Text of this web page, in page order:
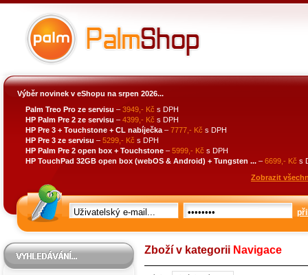
Výběr novinek v eShopu na srpen 2026...
Palm Treo Pro ze servisu – 3949,- Kč s DPH
HP Palm Pre 2 ze servisu – 4399,- Kč s DPH
HP Pre 3 + Touchstone + CL nabíječka – 7777,- Kč s DPH
HP Pre 3 ze servisu – 5299,- Kč s DPH
HP Palm Pre 2 open box + Touchstone – 5999,- Kč s DPH
HP TouchPad 32GB open box (webOS & Android) + Tungsten ... – 6699,- Kč s
Zobrazit
Zboží v kategorii Navigace